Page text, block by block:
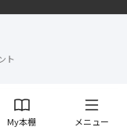
My本棚 メニュー
ト